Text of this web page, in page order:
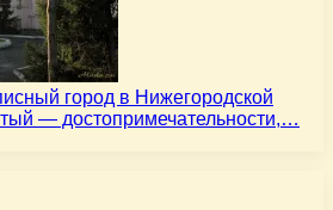
город в Нижегородской
— достопримечательности,…